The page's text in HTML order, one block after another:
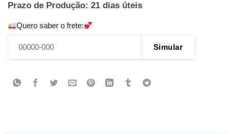
Prazo de Produção: 21 dias úteis
Quero saber o frete:
Simular